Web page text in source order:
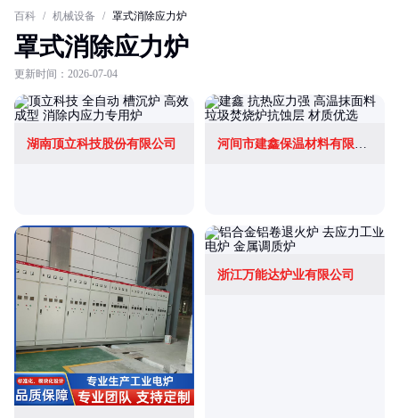
百科 / 机械设备 / 罩式消除应力炉
罩式消除应力炉
更新时间：2026-07-04
湖南顶立科技股份有限公司 河间市建鑫保温材料有限公司
浙江万能达炉业有限公司